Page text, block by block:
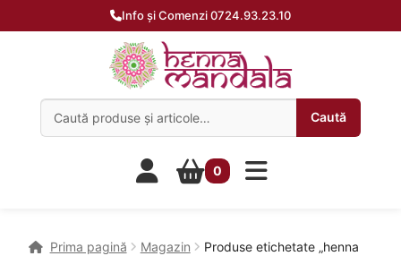
Info și Comenzi 0724.93.23.10
Caută
0
Prima pagină Magazin
Produse etichetate „henna